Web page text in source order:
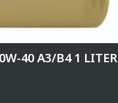
40 A3/B4 1 LITER